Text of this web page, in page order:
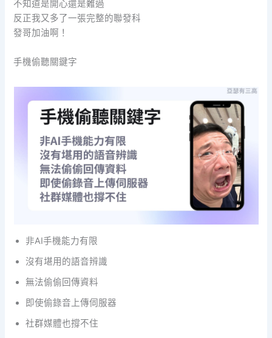
不知道是開心還是難過
反正我又多了一張完整的聯發科
發哥加油啊！
手機偷聽關鍵字
非AI手機能力有限
沒有堪用的語音辨識
無法偷偷回傳資料
即使偷錄音上傳伺服器
社群媒體也撐不住